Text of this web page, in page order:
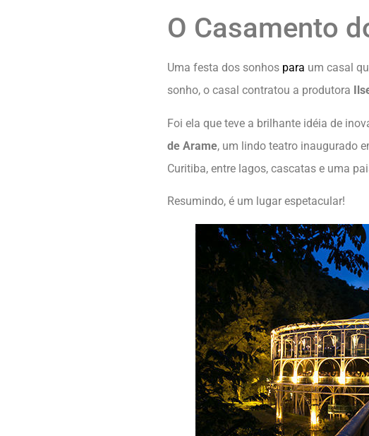
O Casamento
Uma festa dos sonhos para um casal
sonho, o casal contratou a produtora
Foi ela que teve a brilhante idéia de
de Arame, um lindo teatro inaugurado
Curitiba, entre lagos, cascatas e uma
Resumindo, é um lugar espetacular!